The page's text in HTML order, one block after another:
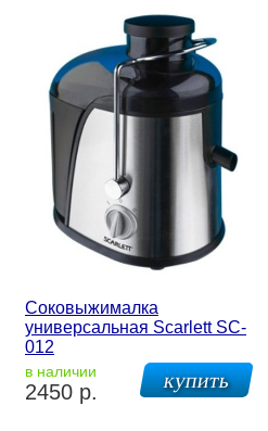
Соковыжималка
универсальная Scarlett SC-
012
в наличии
2450 р.